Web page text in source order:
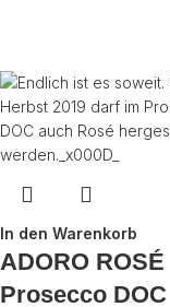
In den Warenkorb
ADORO ROSÉ
Prosecco DOC